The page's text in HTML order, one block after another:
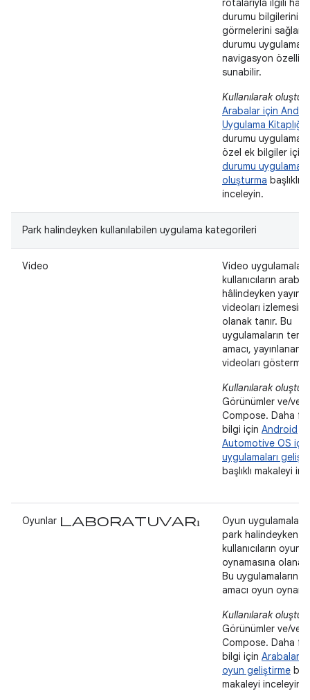
durumu bilgilerini
görmelerini sağlar.
durumu
navigasyon
sunabilir.
Kullanılarak
Arabalar için
Uygulama Kitaplığı
durumu
özel ek bilgiler için
durumu uygulaması
oluşturma başlıklı
inceleyin.
Park halindeyken kullanılabilen uygulama kategorileri
Video
Video uygulamaları,
kullanıcıların araba
hâlindeyken
videoları izlemesine
olanak tanır. Bu
uygulamaların
amacı, yayınlanan
videoları
Kullanılarak
Görünümler ve/
Compose. Daha
bilgi için Android
Automotive OS
uygulamaları
başlıklı makaleyi
Oyunlar laboratuvarı
Oyun
park halindeyken
kullanıcıların oyun
oynamasına olanak
Bu uygulamaların
amacı oyun
Kullanılarak
Görünümler ve/
Compose. Daha
bilgi için Arabalar
oyun geliştirme
makaleyi inceleyin.